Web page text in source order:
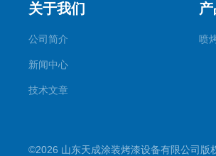
关于我们
公司简介
新闻中心
技术文章
喷
©2026 山东天成涂装烤漆设备有限公司